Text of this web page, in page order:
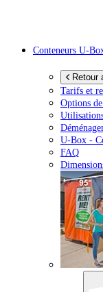
Conteneurs U-
Retour
Tarifs et
Options
U-Box -
FAQ